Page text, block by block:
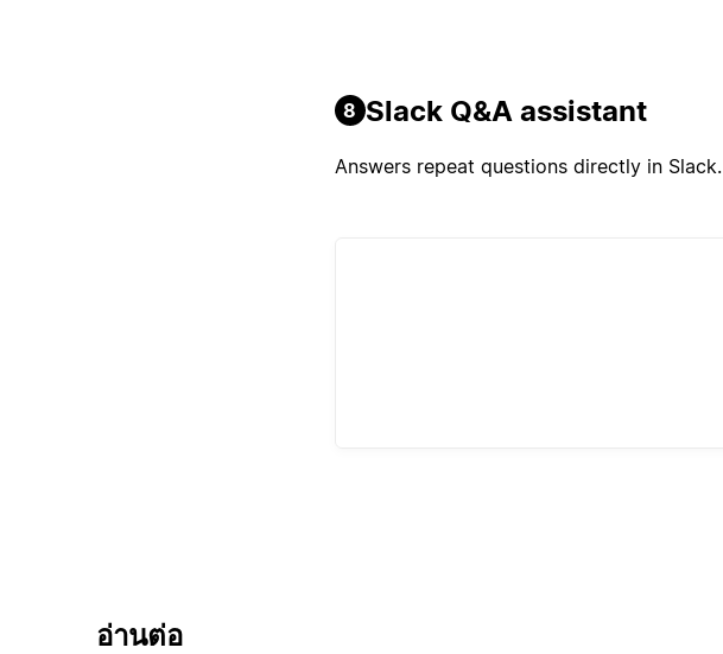
8 Slack Q&A assistant
Answers repeat questions directly in Slack.
อ่านต่อ